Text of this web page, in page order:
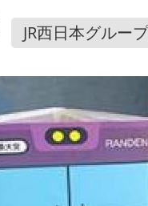
JR西日本グループ